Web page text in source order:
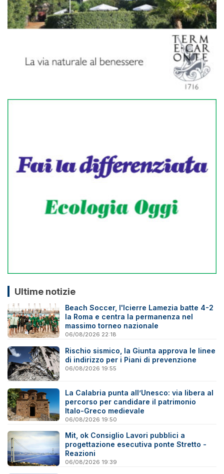
Ultime notizie
Beach Soccer, l'Icierre Lamezia batte 4-2
la Roma e centra la permanenza nel
massimo torneo nazionale
06/08/2026 22:18
Rischio sismico, la Giunta approva le linee
di indirizzo per i Piani di prevenzione
06/08/2026 19:55
La Calabria punta all’Unesco: via libera al
percorso per candidare il patrimonio
Italo-Greco medievale
06/08/2026 19:50
Mit, ok Consiglio Lavori pubblici a
progettazione esecutiva ponte Stretto -
Reazioni
06/08/2026 19:39